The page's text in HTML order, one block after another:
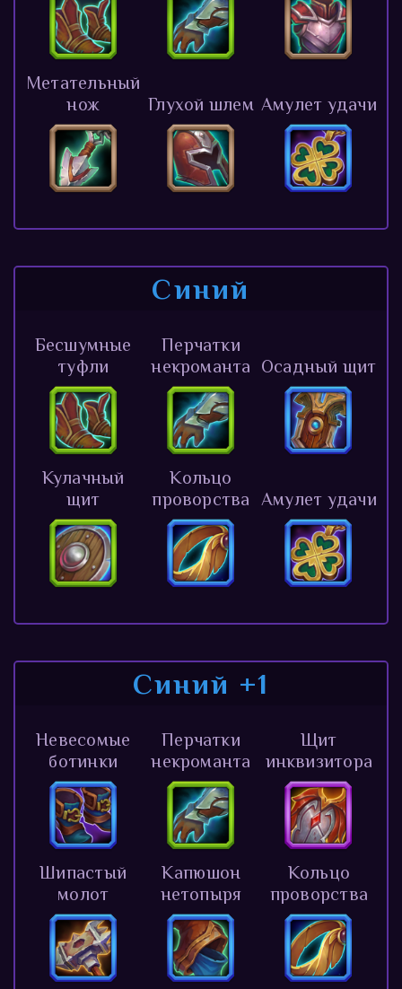
Метательный
нож
Глухой шлем Амулет удачи
Синий
Бесшумные
туфли
Перчатки
некроманта
Осадный щит
Кулачный
щит
Кольцо
проворства
Амулет удачи
Синий +1
Невесомые
ботинки
Перчатки
некроманта
Щит
инквизитора
Шипастый
молот
Капюшон
нетопыря
Кольцо
проворства